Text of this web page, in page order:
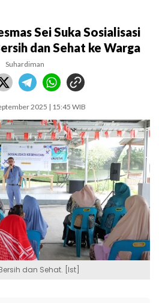
Sei Suka Sosialisasi
dan Sehat ke Warga
Suhardiman
2025 | 15:45 WIB
dan Sehat. [Ist]